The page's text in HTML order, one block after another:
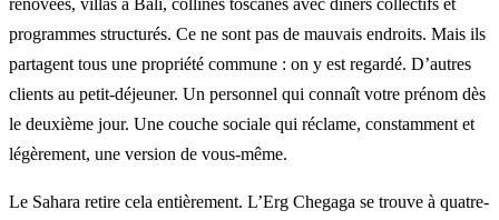
programmes structurés. Ce ne sont pas de mauvais endroits. Mais ils
partagent tous une propriété commune : on y est regardé. D’autres
clients au petit-déjeuner. Un personnel qui connaît votre prénom dès
le deuxième jour. Une couche sociale qui réclame, constamment et
légèrement, une version de vous-même.
Le Sahara retire cela entièrement. L’Erg Chegaga se trouve à quatre-